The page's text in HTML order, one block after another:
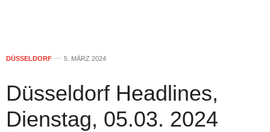
DÜSSELDORF 5. MÄRZ 2024
Düsseldorf Headlines,
Dienstag, 05.03. 2024